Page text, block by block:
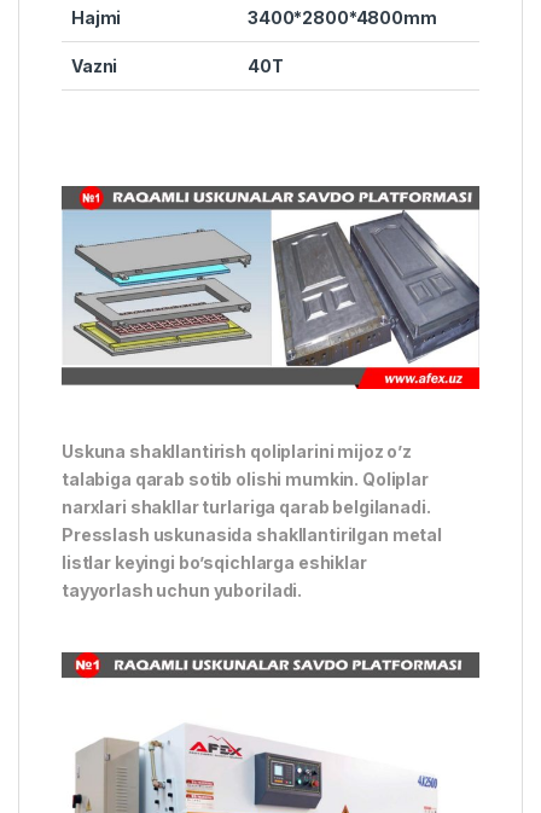
Hajmi 3400*2800*4800mm
Vazni 40T
Uskuna shakllantirish qoliplarini mijoz o’z
talabiga qarab sotib olishi mumkin. Qoliplar
narxlari shakllar turlariga qarab belgilanadi.
Presslash uskunasida shakllantirilgan metal
listlar keyingi bo’sqichlarga eshiklar
tayyorlash uchun yuboriladi.